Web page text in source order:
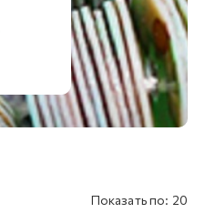
Показать по: 20